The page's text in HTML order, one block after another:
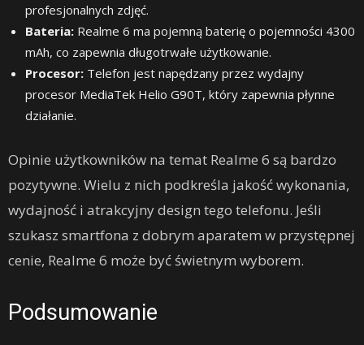
profesjonalnych zdjęć.
Bateria: Realme 6 ma pojemną baterię o pojemności 4300
mAh, co zapewnia długotrwałe użytkowanie.
Procesor: Telefon jest napędzany przez wydajny
procesor MediaTek Helio G90T, który zapewnia płynne
działanie.
Opinie użytkowników na temat Realme 6 są bardzo
pozytywne. Wielu z nich podkreśla jakość wykonania,
wydajność i atrakcyjny design tego telefonu. Jeśli
szukasz smartfona z dobrym aparatem w przystępnej
cenie, Realme 6 może być świetnym wyborem.
Podsumowanie